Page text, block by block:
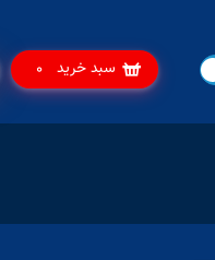
سبد خرید 0